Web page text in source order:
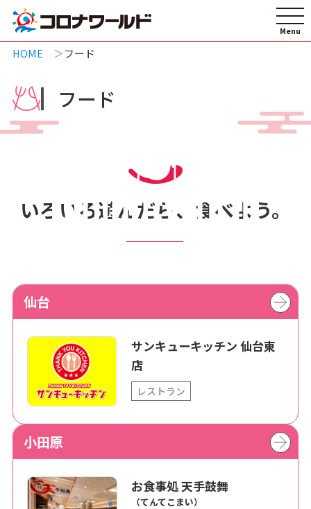
HOME フード
フード
いろいろ遊んだら、食べよう。
仙台
サンキューキッチン 仙台東
店
レストラン
小田原
お食事処 天手鼓舞
（てんてこまい）